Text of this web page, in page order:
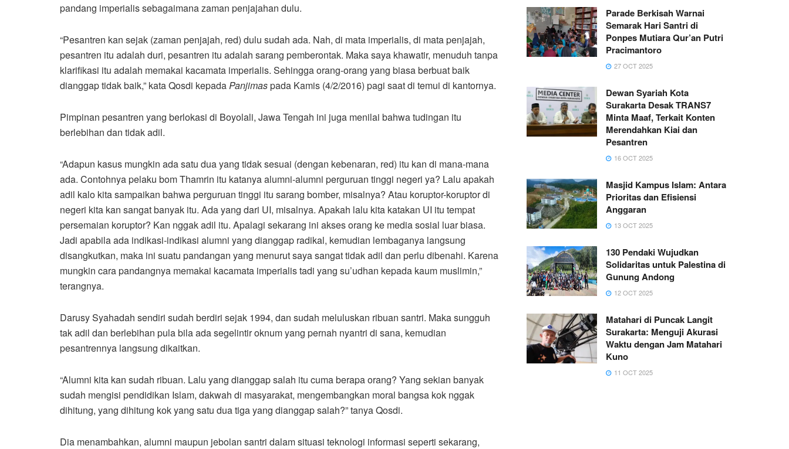
pandang imperialis sebagaimana zaman penjajahan dulu.
“Pesantren kan sejak (zaman penjajah, red) dulu sudah ada. Nah, di mata imperialis, di mata penjajah,
pesantren itu adalah duri, pesantren itu adalah sarang pemberontak. Maka saya khawatir, menuduh tanpa
klarifikasi itu adalah memakai kacamata imperialis. Sehingga orang-orang yang biasa berbuat baik
dianggap tidak baik,” kata Qosdi kepadaPanjimaspada Kamis (4/2/2016) pagi saat di temui di kantornya.
Pimpinan pesantren yang berlokasi di Boyolali, Jawa Tengah ini juga menilai bahwa tudingan itu
berlebihan dan tidak adil.
“Adapun kasus mungkin ada satu dua yang tidak sesuai (dengan kebenaran, red) itu kan di mana-mana
ada. Contohnya pelaku bom Thamrin itu katanya alumni-alumni perguruan tinggi negeri ya? Lalu apakah
adil kalo kita sampaikan bahwa perguruan tinggi itu sarang bomber, misalnya? Atau koruptor-koruptor di
negeri kita kan sangat banyak itu. Ada yang dari UI, misalnya. Apakah lalu kita katakan UI itu tempat
persemaian koruptor? Kan nggak adil itu. Apalagi sekarang ini akses orang ke media sosial luar biasa.
Jadi apabila ada indikasi-indikasi alumni yang dianggap radikal, kemudian lembaganya langsung
disangkutkan, maka ini suatu pandangan yang menurut saya sangat tidak adil dan perlu dibenahi. Karena
mungkin cara pandangnya memakai kacamata imperialis tadi yang su’udhan kepada kaum muslimin,”
terangnya.
Darusy Syahadah sendiri sudah berdiri sejak 1994, dan sudah meluluskan ribuan santri. Maka sungguh
tak adil dan berlebihan pula bila ada segelintir oknum yang pernah nyantri di sana, kemudian
pesantrennya langsung dikaitkan.
“Alumni kita kan sudah ribuan. Lalu yang dianggap salah itu cuma berapa orang? Yang sekian banyak
sudah mengisi pendidikan Islam, dakwah di masyarakat, mengembangkan moral bangsa kok nggak
dihitung, yang dihitung kok yang satu dua tiga yang dianggap salah?” tanya Qosdi.
Dia menambahkan, alumni maupun jebolan santri dalam situasi teknologi informasi seperti sekarang,
Parade Berkisah Warnai
Semarak Hari Santri di
Ponpes Mutiara Qur’an Putri
Pracimantoro
27 OCT 2025
Dewan Syariah Kota
Surakarta Desak TRANS7
Minta Maaf, Terkait Konten
Merendahkan Kiai dan
Pesantren
16 OCT 2025
Masjid Kampus Islam: Antara
Prioritas dan Efisiensi
Anggaran
13 OCT 2025
130 Pendaki Wujudkan
Solidaritas untuk Palestina di
Gunung Andong
12 OCT 2025
Matahari di Puncak Langit
Surakarta: Menguji Akurasi
Waktu dengan Jam Matahari
Kuno
11 OCT 2025